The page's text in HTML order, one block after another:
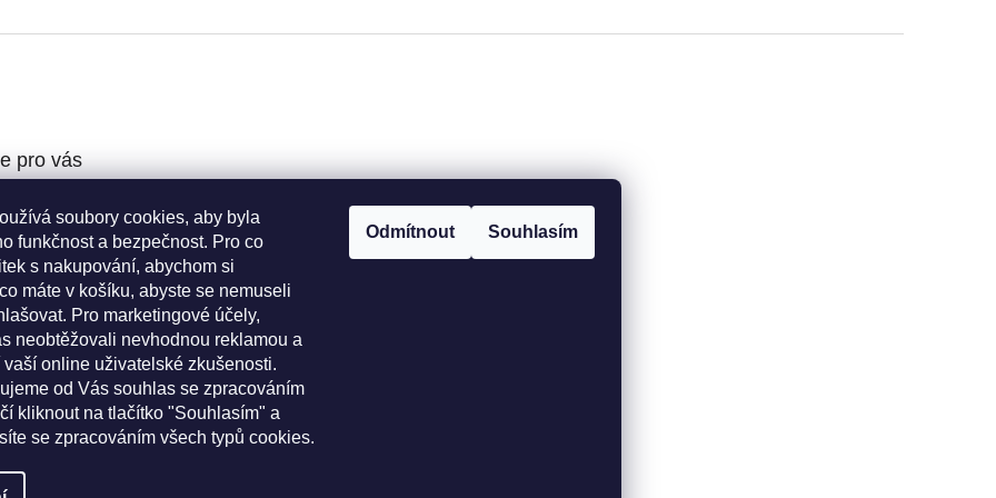
soubory cookies, aby byla
funkčnost a bezpečnost. Pro co
s nakupování, abychom si
máte v košíku, abyste se nemuseli
Pro marketingové účely,
neobtěžovali nevhodnou reklamou a
online uživatelské zkušenosti.
od Vás souhlas se zpracováním
kliknout na tlačítko "Souhlasím" a
se zpracováním všech typů cookies.
Odmítnout Souhlasím
pro vás
osobních
řád
koleček